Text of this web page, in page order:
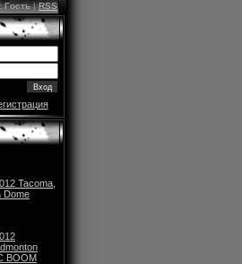
Гость|RSS
Tacoma,
Dome
BOOM